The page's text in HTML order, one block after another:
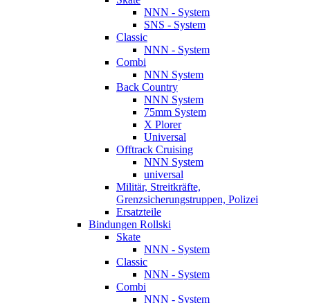
NNN - System
SNS - System
Classic
NNN - System
Combi
NNN System
Back Country
NNN System
75mm System
X Plorer
Universal
Offtrack Cruising
NNN System
universal
Militär, Streitkräfte,
Grenzsicherungstruppen, Polizei
Ersatzteile
Bindungen Rollski
Skate
NNN - System
Classic
NNN - System
Combi
NNN - System